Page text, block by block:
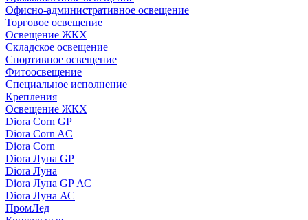
Офисно-административное освещение
Торговое освещение
Освещение ЖКХ
Складское освещение
Спортивное освещение
Фитоосвещение
Специальное исполнение
Крепления
Освещение ЖКХ
Diora Corn GP
Diora Corn AC
Diora Corn
Diora Луна GP
Diora Луна
Diora Луна GP АС
Diora Луна АС
ПромЛед